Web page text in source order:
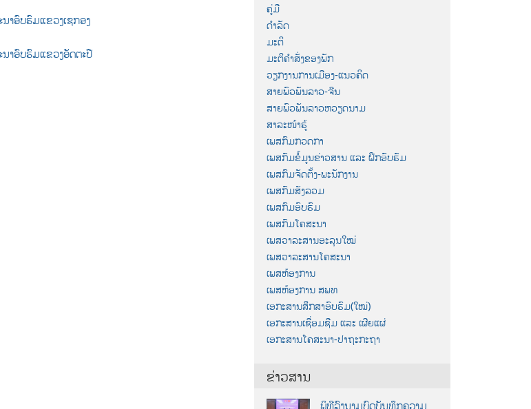
ນາອົບຮົມແຂວງເຊກອງ
ນາອົບຮົມແຂວງອັດຕະປື
ຄູ່ມື
ດຳລັດ
ມະຕິ
ມະຕິຄຳສັ່ງຂອງພັກ
ວຽກງານການເມືອງ-ແນວຄິດ
ສາຍພົວພັນລາວ-ຈີນ
ສາຍພົວພັນລາວຫວຽດນາມ
ສາລະໜ້າຮູ້
ເພສກົມກວດກາ
ເພສກົມຂໍ້ມູນຂ່າວສານ ແລະ ຝຶກອົບຮົມ
ເພສກົມຈັດຕັ້ງ-ພະນັກງານ
ເພສກົມສັງລວມ
ເພສກົມອົບຮົມ
ເພສກົມໂຄສະນາ
ເພສວາລະສານອະລຸນໃໝ່
ເພສວາລະສານໂຄສະນາ
ເພສຫ້ອງການ
ເພສຫ້ອງການ ສພທ
ເອກະສານສຶກສາອົບຮົມ(ໃໝ່)
ເອກະສານເຊື່ອມຊືມ ແລະ ເຜີຍແຜ່
ເອກະສານໂຄສະນາ-ປາຖະກະຖາ
ຂ່າວສານ
ພິທີລົງນາມບົດບັນທຶກຄວາມ